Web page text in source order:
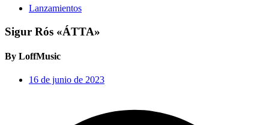
Lanzamientos
Sigur Rós «ÁTTA»
By LoffMusic
16 de junio de 2023